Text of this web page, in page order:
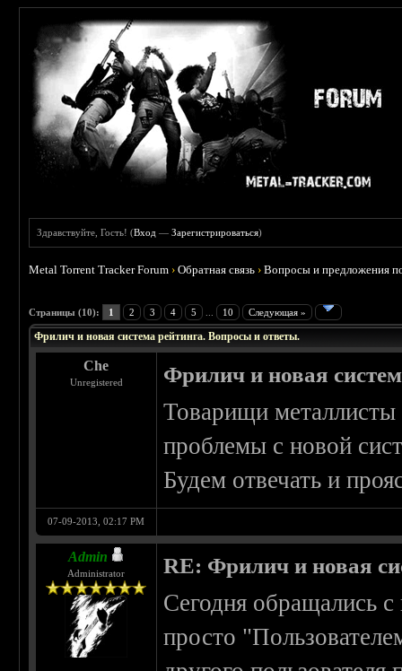
Здравствуйте, Гость! (Вход —Зарегистрироваться)
Metal Torrent Tracker Forum ›Обратная связь ›Вопросы и предложения
Страницы (10): 1 2 3 4 5 10 Следующая »
Фрилич и новая система рейтинга. Вопросы и ответы.
Che
Unregistered Фрилич и новая
Товарищи металлисты
проблемы с новой
Будем отвечать и
07-09-2013, 02:17 PM
Admin
Administrator RE: Фрилич и новая
Сегодня обращались
просто